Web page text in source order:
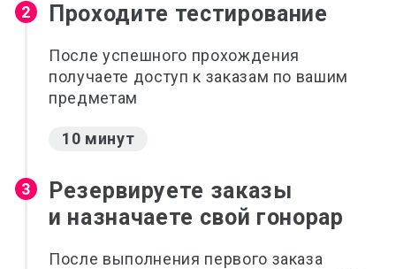
2 Проходите тестирование
После успешного прохождения
получаете доступ к заказам по вашим
предметам
10 минут
3
Резервируете заказы
и назначаете свой гонорар
После выполнения первого заказа